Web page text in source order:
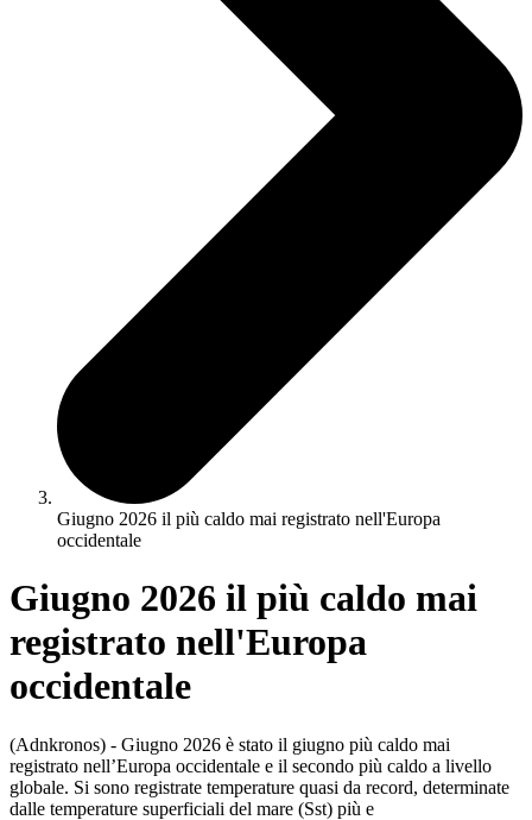
Giugno 2026 il più caldo mai registrato nell'Europa
occidentale
Giugno 2026 il più caldo mai
registrato nell'Europa
occidentale
(Adnkronos) - Giugno 2026 è stato il giugno più caldo mai
registrato nell’Europa occidentale e il secondo più caldo a livello
globale. Si sono registrate temperature quasi da record, determinate
dalle temperature superficiali del mare (Sst) più e